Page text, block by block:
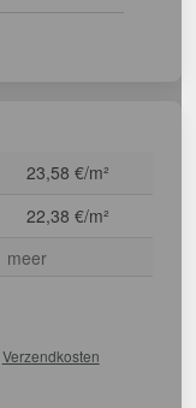
23,58 €/m²
22,38 €/m²
meer
Verzendkosten